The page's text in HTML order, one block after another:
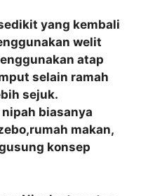
yang kembali
welit
atap
selain ramah
sejuk.
biasanya
makan,
konsep